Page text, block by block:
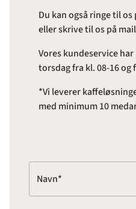
Du kan også ringe til os
eller skrive til os på
Vores kundeservice
torsdag fra kl. 08-16 og
*Vi leverer
med minimum 10
Navn*